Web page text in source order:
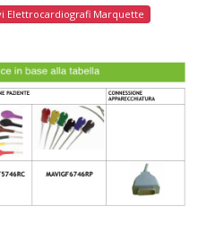
Elettrocardiografi Marquette